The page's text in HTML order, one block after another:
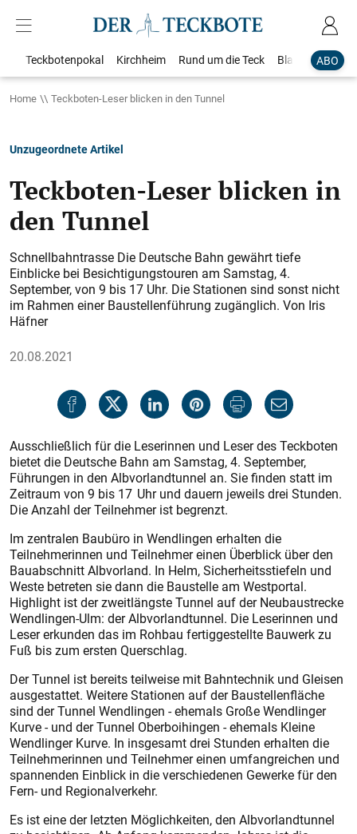
ABO
Teckbotenpokal Kirchheim Rund um die Teck Blaulicht
Home Teckboten-Leser blicken in den Tunnel
Unzugeordnete Artikel
Teckboten-Leser blicken in
den Tunnel
Schnellbahntrasse Die Deutsche Bahn gewährt tiefe
Einblicke bei Besichtigungstouren am Samstag, 4.
September, von 9 bis 17 Uhr. Die Stationen sind sonst nicht
im Rahmen einer Baustellenführung zugänglich. Von Iris
Häfner
20.08.2021
Ausschließlich für die Leserinnen und Leser des Teckboten
bietet die Deutsche Bahn am Samstag, 4. September,
Führungen in den Albvorlandtunnel an. Sie finden statt im
Zeitraum von 9 bis 17 Uhr und dauern jeweils drei Stunden.
Die Anzahl der Teilnehmer ist begrenzt.
Im zentralen Baubüro in Wendlingen erhalten die
Teilnehmerinnen und Teilnehmer einen Überblick über den
Bauabschnitt Albvorland. In Helm, Sicherheitsstiefeln und
Weste betreten sie dann die Baustelle am Westportal.
Highlight ist der zweitlängste Tunnel auf der Neubaustrecke
Wendlingen-Ulm: der Albvorlandtunnel. Die Leserinnen und
Leser erkunden das im Rohbau fertiggestellte Bauwerk zu
Fuß bis zum ersten Querschlag.
Der Tunnel ist bereits teilweise mit Bahntechnik und Gleisen
ausgestattet. Weitere Stationen auf der Baustellenfläche
sind der Tunnel Wendlingen - ehemals Große Wendlinger
Kurve - und der Tunnel Oberboihingen - ehemals Kleine
Wendlinger Kurve. In insgesamt drei Stunden erhalten die
Teilnehmerinnen und Teilnehmer einen umfangreichen und
spannenden Einblick in die verschiedenen Gewerke für den
Fern- und Regionalverkehr.
Es ist eine der letzten Möglichkeiten, den Albvorlandtunnel